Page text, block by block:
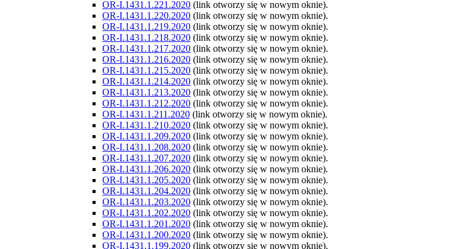
OR-I.1431.1.221.2020 (link otworzy się w nowym oknie).
OR-I.1431.1.220.2020 (link otworzy się w nowym oknie).
OR-I.1431.1.219.2020 (link otworzy się w nowym oknie).
OR-I.1431.1.218.2020 (link otworzy się w nowym oknie).
OR-I.1431.1.217.2020 (link otworzy się w nowym oknie).
OR-I.1431.1.216.2020 (link otworzy się w nowym oknie).
OR-I.1431.1.215.2020 (link otworzy się w nowym oknie).
OR-I.1431.1.214.2020 (link otworzy się w nowym oknie).
OR-I.1431.1.213.2020 (link otworzy się w nowym oknie).
OR-I.1431.1.212.2020 (link otworzy się w nowym oknie).
OR-I.1431.1.211.2020 (link otworzy się w nowym oknie).
OR-I.1431.1.210.2020 (link otworzy się w nowym oknie).
OR-I.1431.1.209.2020 (link otworzy się w nowym oknie).
OR-I.1431.1.208.2020 (link otworzy się w nowym oknie).
OR-I.1431.1.207.2020 (link otworzy się w nowym oknie).
OR-I.1431.1.206.2020 (link otworzy się w nowym oknie).
OR-I.1431.1.205.2020 (link otworzy się w nowym oknie).
OR-I.1431.1.204.2020 (link otworzy się w nowym oknie).
OR-I.1431.1.203.2020 (link otworzy się w nowym oknie).
OR-I.1431.1.202.2020 (link otworzy się w nowym oknie).
OR-I.1431.1.201.2020 (link otworzy się w nowym oknie).
OR-I.1431.1.200.2020 (link otworzy się w nowym oknie).
OR-I.1431.1.199.2020 (link otworzy się w nowym oknie).